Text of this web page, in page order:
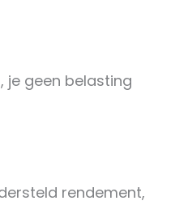
je geen belasting
rendement,